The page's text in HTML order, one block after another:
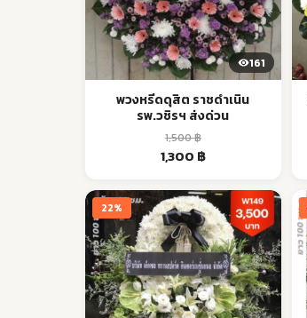
161
พวงหรีดดุสิต ราชดำเนิน
รพ.วชิรฯ ส่งด่วน
1,500฿
Original
1,500 ฿.
1,300 ฿Current
1,300 ฿.
22%